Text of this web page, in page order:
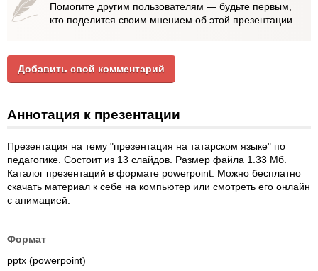
Помогите другим пользователям — будьте первым,
кто поделится своим мнением об этой презентации.
Добавить свой комментарий
Аннотация к презентации
Презентация на тему "презентация на татарском языке" по
педагогике. Состоит из 13 слайдов. Размер файла 1.33 Мб.
Каталог презентаций в формате powerpoint. Можно бесплатно
скачать материал к себе на компьютер или смотреть его онлайн
с анимацией.
Формат
pptx (powerpoint)